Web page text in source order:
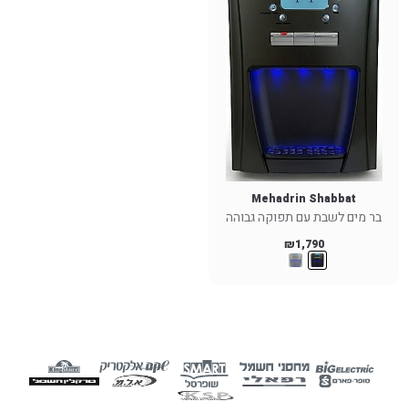
Mehadrin Shabbat
בר מים לשבת עם תפוקה גבוהה
₪1,790